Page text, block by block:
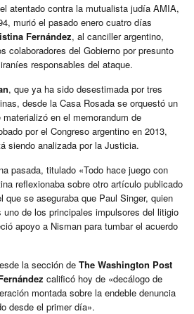
atentado contra la mutualista judía AMIA,
murió el pasado enero cuatro días
Fernández, al canciller argentino,
colaboradores del Gobierno por presunto
responsables del ataque.
, que ya ha sido desestimada por tres
desde la Casa Rosada se orquestó un
en el memorandum de
por el Congreso argentino en 2013,
siendo analizada por la Justicia.
pasada, titulado «Todo hace juego con
reflexionaba sobre otro artículo publicado
que se aseguraba que Paul Singer, quien
de los principales impulsores del litigio
apoyo a Nisman para tumbar el acuerdo
la sección de The Washington Post
calificó hoy de «decálogo de
montada sobre la endeble denuncia
desde el primer día».